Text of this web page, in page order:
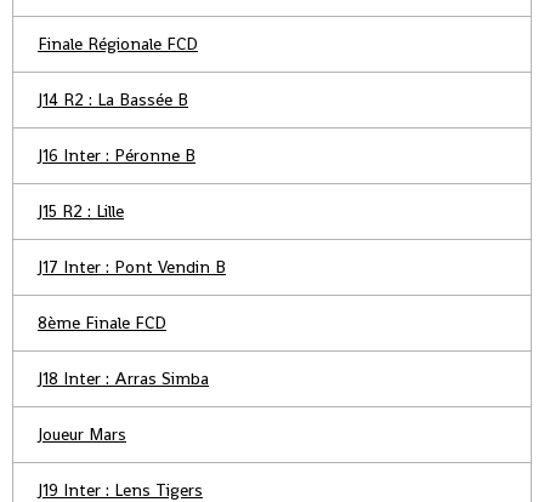
Finale Régionale FCD
J14 R2 : La Bassée B
J16 Inter : Péronne B
J15 R2 : Lille
J17 Inter : Pont Vendin B
8ème Finale FCD
J18 Inter : Arras Simba
Joueur Mars
J19 Inter : Lens Tigers